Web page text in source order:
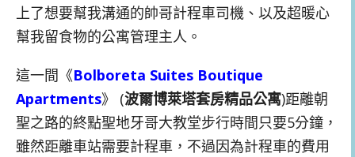
上了想要幫我溝通的帥哥計程車司機、以及超暖心
幫我留食物的公寓管理主人。
這一間《Bolboreta Suites Boutique
Apartments》 (波爾博萊塔套房精品公寓)距離朝
聖之路的終點聖地牙哥大教堂步行時間只要5分鐘，
雖然距離車站需要計程車，不過因為計程車的費用